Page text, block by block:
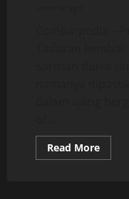
Read MoreRead
more